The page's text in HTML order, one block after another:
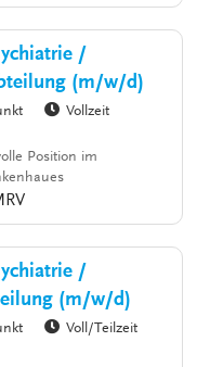
/
(m/w/d)
Vollzeit
Position im
/
(m/w/d)
Voll/Teilzeit